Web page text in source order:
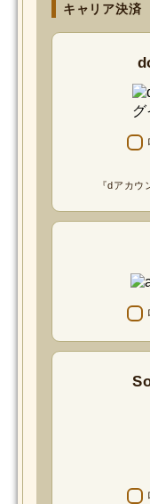
キャリア決済
『dアカウ